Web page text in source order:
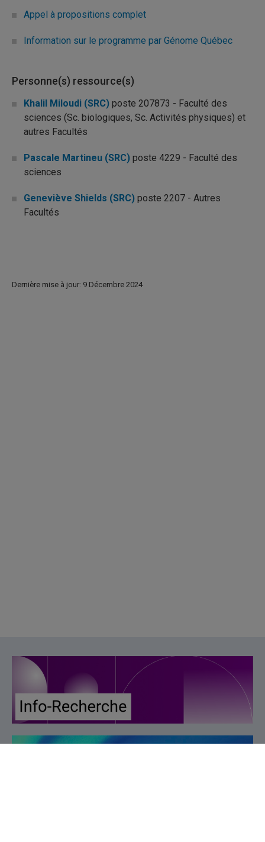
Appel à propositions complet
Information sur le programme par Génome Québec
Personne(s) ressource(s)
Khalil Miloudi (SRC) poste 207873 - Faculté des
sciences (Sc. biologiques, Sc. Activités physiques) et
autres Facultés
Pascale Martineu (SRC) poste 4229 - Faculté des
sciences
Geneviève Shields (SRC) poste 2207 - Autres
Facultés
Dernière mise à jour: 9 Décembre 2024